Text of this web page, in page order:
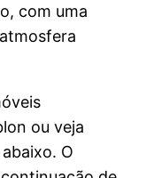
com uma
ou veja
O